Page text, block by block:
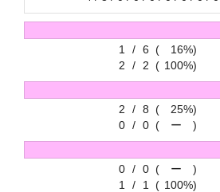
1
/ 6 ( 16%)
2
/ 2 ( 100%)
2
/ 8 ( 25%)
0 / 0 ( ー )
0 / 0 ( ー )
1
/ 1 ( 100%)